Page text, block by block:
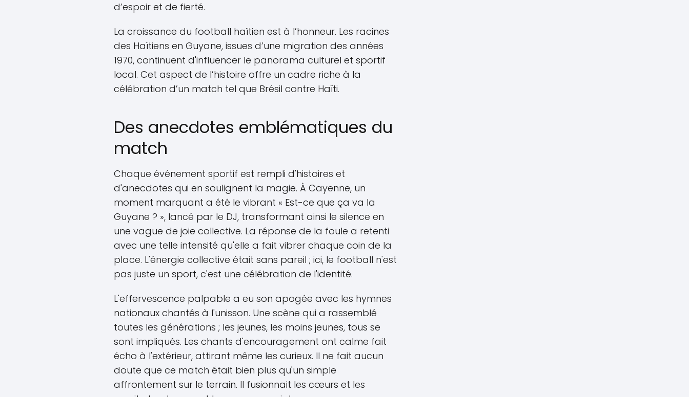
d’espoir et de fierté.
La croissance du football haïtien est à l’honneur. Les racines
des Haïtiens en Guyane, issues d’une migration des années
1970, continuent d'influencer le panorama culturel et sportif
local. Cet aspect de l’histoire offre un cadre riche à la
célébration d’un match tel que Brésil contre Haïti.
Des anecdotes emblématiques du
match
Chaque événement sportif est rempli d'histoires et
d'anecdotes qui en soulignent la magie. À Cayenne, un
moment marquant a été le vibrant « Est-ce que ça va la
Guyane ? », lancé par le DJ, transformant ainsi le silence en
une vague de joie collective. La réponse de la foule a retenti
avec une telle intensité qu'elle a fait vibrer chaque coin de la
place. L'énergie collective était sans pareil ; ici, le football n'est
pas juste un sport, c'est une célébration de l'identité.
L'effervescence palpable a eu son apogée avec les hymnes
nationaux chantés à l'unisson. Une scène qui a rassemblé
toutes les générations ; les jeunes, les moins jeunes, tous se
sont impliqués. Les chants d'encouragement ont calme fait
écho à l'extérieur, attirant même les curieux. Il ne fait aucun
doute que ce match était bien plus qu'un simple
affrontement sur le terrain. Il fusionnait les cœurs et les